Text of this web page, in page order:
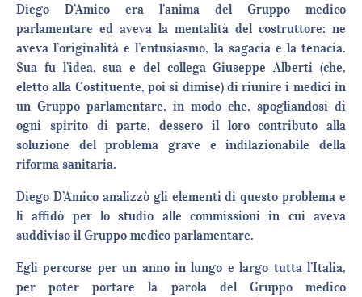
Diego D’Amico era l’anima del Gruppo medico
parlamentare ed aveva la mentalità del costruttore: ne
aveva l’originalità e l’entusiasmo, la sagacia e la tenacia.
Sua fu l’idea, sua e del collega Giuseppe Alberti (che,
eletto alla Costituente, poi si dimise) di riunire i medici in
un Gruppo parlamentare, in modo che, spogliandosi di
ogni spirito di parte, dessero il loro contributo alla
soluzione del problema grave e indilazionabile della
riforma sanitaria.
Diego D’Amico analizzò gli elementi di questo problema e
li affidò per lo studio alle commissioni in cui aveva
suddiviso il Gruppo medico parlamentare.
Egli percorse per un anno in lungo e largo tutta l’Italia,
per poter portare la parola del Gruppo medico